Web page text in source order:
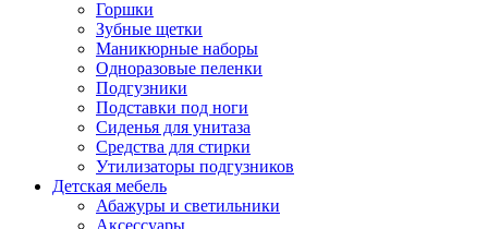
Горшки
Зубные щетки
Маникюрные наборы
Одноразовые пеленки
Подгузники
Подставки под ноги
Сиденья для унитаза
Средства для стирки
Утилизаторы подгузников
Детская мебель
Абажуры и светильники
Аксессуары